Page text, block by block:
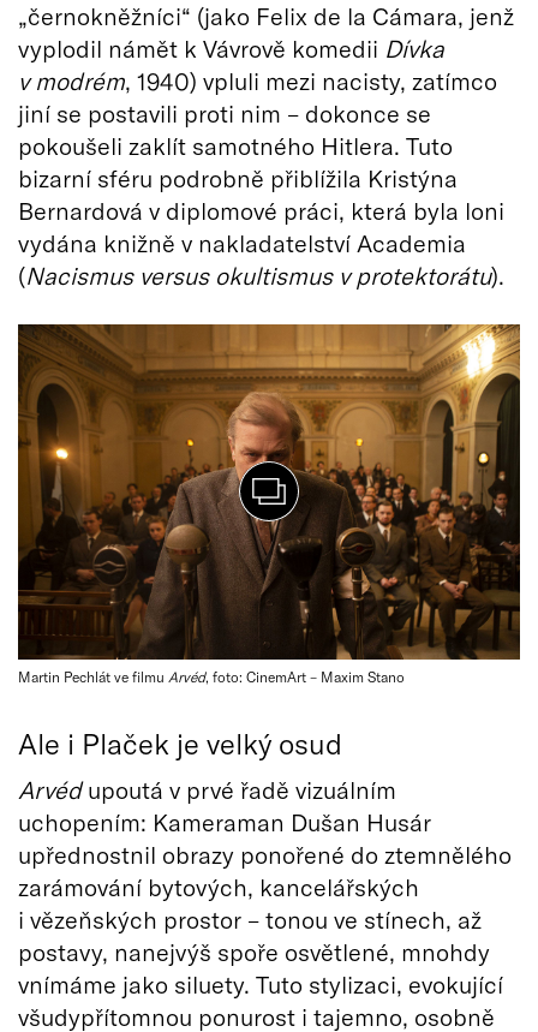
„černokněžníci“ (jako Felix de la Cámara, jenž
vyplodil námět k Vávrově komedii Dívka
v modrém, 1940) vpluli mezi nacisty, zatímco
jiní se postavili proti nim – dokonce se
pokoušeli zaklít samotného Hitlera. Tuto
bizarní sféru podrobně přiblížila Kristýna
Bernardová v diplomové práci, která byla loni
vydána knižně v nakladatelství Academia
(Nacismus versus okultismus v protektorátu).
Martin Pechlát ve filmu Arvéd, foto: CinemArt – Maxim Stano
Ale i Plaček je velký osud
Arvédupoutá v prvé řadě vizuálním
uchopením: Kameraman Dušan Husár
upřednostnil obrazy ponořené do ztemnělého
zarámování bytových, kancelářských
i vězeňských prostor – tonou ve stínech, až
postavy, nanejvýš spoře osvětlené, mnohdy
vnímáme jako siluety. Tuto stylizaci, evokující
všudypřítomnou ponurost i tajemno, osobně